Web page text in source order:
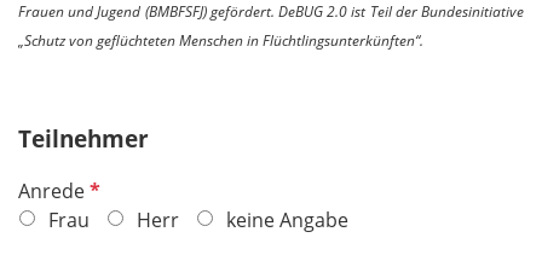
Frauen und Jugend (BMBFSFJ) gefördert. DeBUG 2.0 ist Teil der Bundesinitiative
„Schutz von geflüchteten Menschen in Flüchtlingsunterkünften“.
Teilnehmer
AnredeP
f
Frau Herr keine Angabe